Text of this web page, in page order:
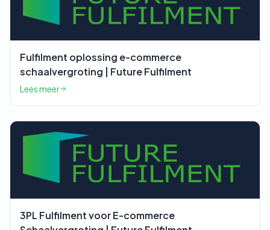
Fulfilment oplossing e-commerce
schaalvergroting | Future Fulfilment
Lees meer
3PL Fulfilment voor E-commerce